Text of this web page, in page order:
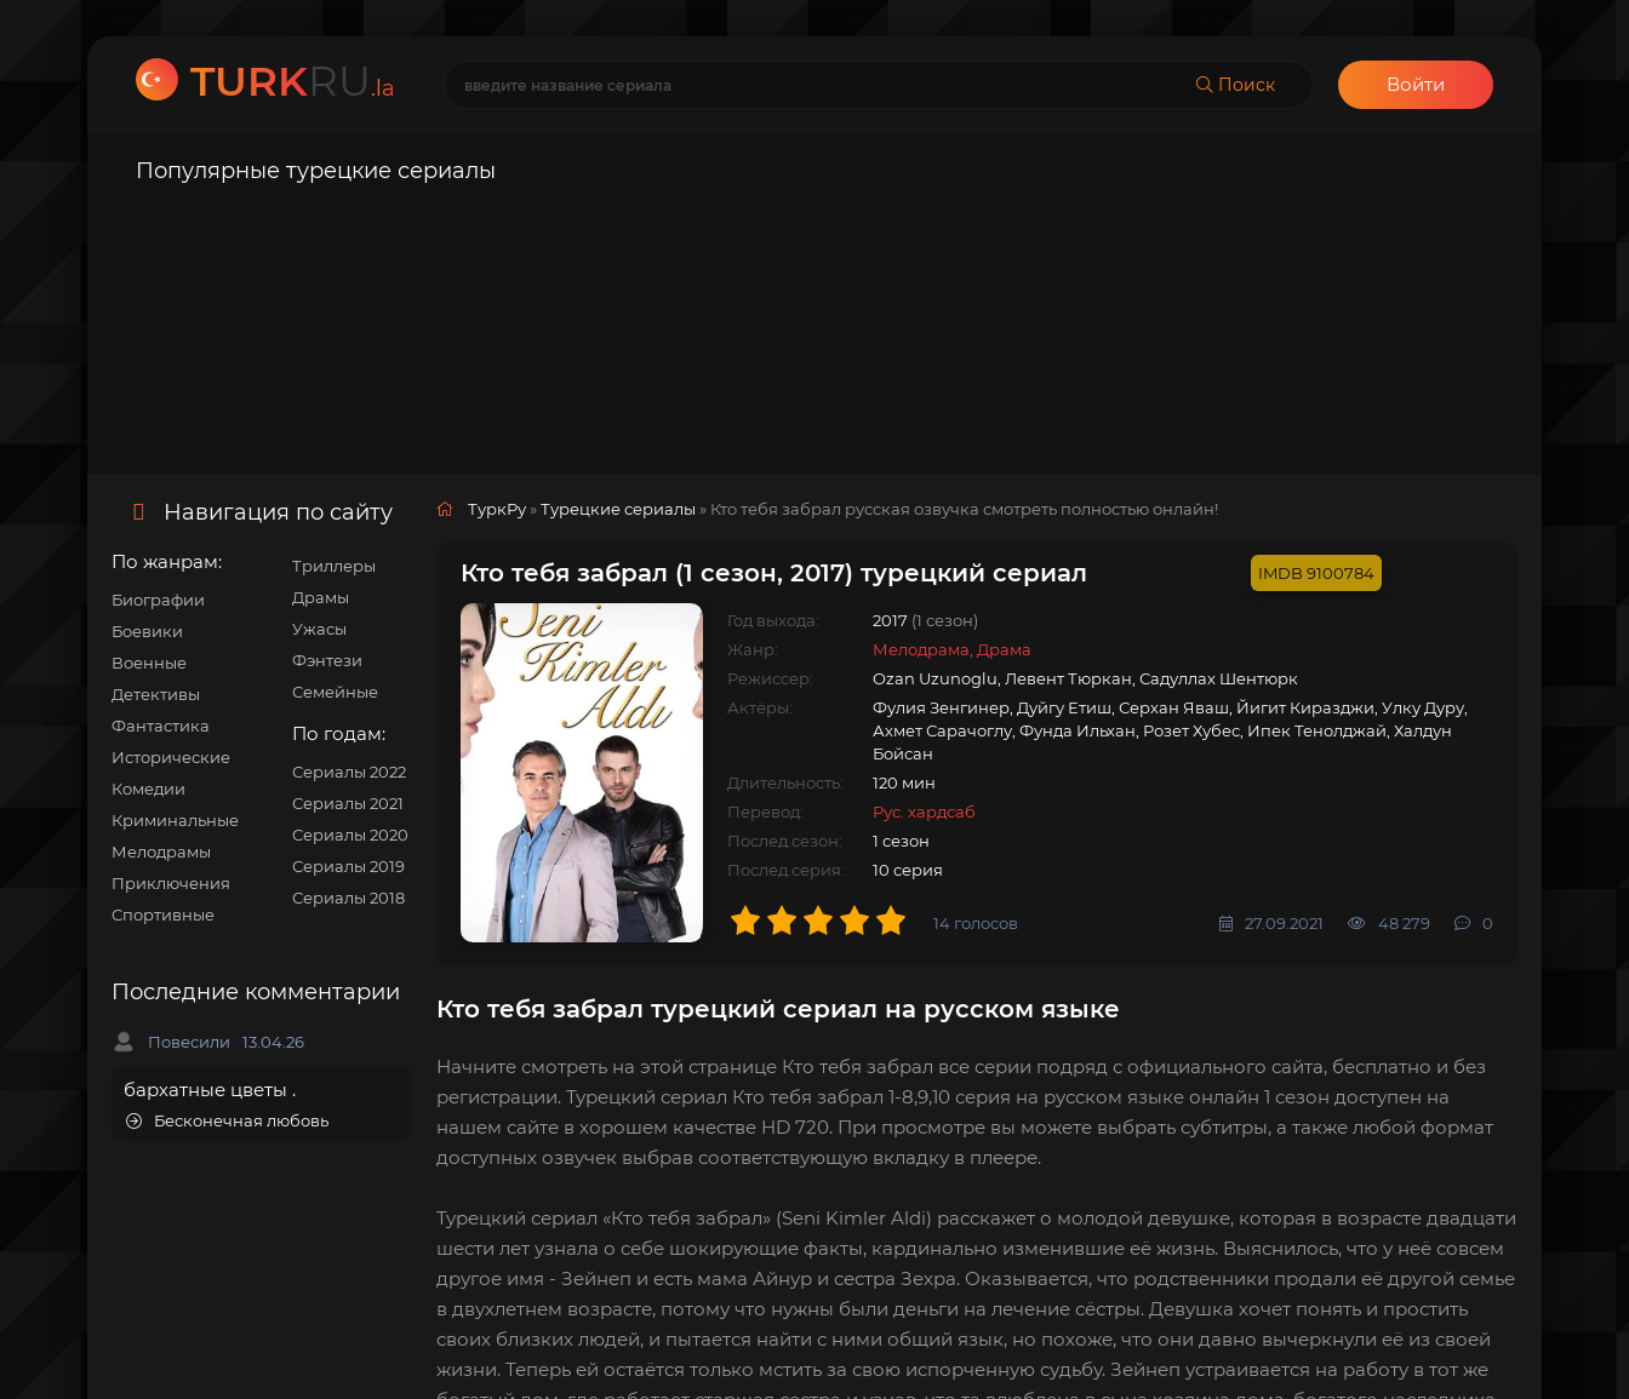
TURKRU .la Поиск Войти
Популярные турецкие сериалы
Навигация по сайту
По жанрам:
Биографии
Боевики
Военные
Детективы
Фантастика
Исторические
Комедии
Криминальные
Мелодрамы
Приключения
Спортивные
Триллеры
Драмы
Ужасы
Фэнтези
Семейные
По годам:
Сериалы 2022
Сериалы 2021
Сериалы 2020
Сериалы 2019
Сериалы 2018
Последние комментарии
Повесили 13.04.26
бархатные цветы .
Бесконечная любовь
ТуркРу »Турецкие сериалы » Кто тебя забрал русская озвучка смотреть полностью онлайн!
Кто тебя забрал (1 сезон, 2017) турецкий сериал 9100784
Год выхода: 2017 (1 сезон)
Жанр:
Мелодрама, Драма
Режиссер:
Ozan Uzunoglu, Левент Тюркан, Садуллах Шентюрк
Актёры:
Фулия Зенгинер, Дуйгу Етиш, Серхан Яваш, Йигит Киразджи, Улку Дуру,
Ахмет Сарачоглу, Фунда Ильхан, Розет Хубес, Ипек Тенолджай, Халдун
Бойсан
Длительность:
120 мин
Перевод:
Рус. хардсаб
Послед.сезон:
1 сезон
Послед.серия:
10 серия
14 голосов 27.09.2021 48 279 0
Кто тебя забрал турецкий сериал на русском языке
Начните смотреть на этой странице Кто тебя забрал все серии подряд с официального сайта, бесплатно и без
регистрации. Турецкий сериал Кто тебя забрал 1-8,9,10 серия на русском языке онлайн 1 сезон доступен на
нашем сайте в хорошем качестве HD 720. При просмотре вы можете выбрать субтитры, а также любой формат
доступных озвучек выбрав соответствующую вкладку в плеере.
Турецкий сериал «Кто тебя забрал» (Seni Kimler Aldi) расскажет о молодой девушке, которая в возрасте двадцати
шести лет узнала о себе шокирующие факты, кардинально изменившие её жизнь. Выяснилось, что у неё совсем
другое имя - Зейнеп и есть мама Айнур и сестра Зехра. Оказывается, что родственники продали её другой семье
в двухлетнем возрасте, потому что нужны были деньги на лечение сёстры. Девушка хочет понять и простить
своих близких людей, и пытается найти с ними общий язык, но похоже, что они давно вычеркнули её из своей
жизни. Теперь ей остаётся только мстить за свою испорченную судьбу. Зейнеп устраивается на работу в тот же